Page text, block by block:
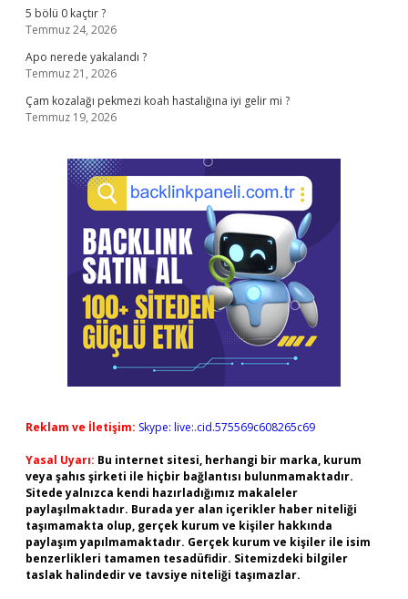
5 bölü 0 kaçtır ?
Temmuz 24, 2026
Apo nerede yakalandı ?
Temmuz 21, 2026
Çam kozalağı pekmezi koah hastalığına iyi gelir mi ?
Temmuz 19, 2026
Reklam ve İletişim: Skype: live:.cid.575569c608265c69
Yasal Uyarı: Bu internet sitesi, herhangi bir marka, kurum
veya şahıs şirketi ile hiçbir bağlantısı bulunmamaktadır.
Sitede yalnızca kendi hazırladığımız makaleler
paylaşılmaktadır. Burada yer alan içerikler haber niteliği
taşımamakta olup, gerçek kurum ve kişiler hakkında
paylaşım yapılmamaktadır. Gerçek kurum ve kişiler ile isim
benzerlikleri tamamen tesadüfidir. Sitemizdeki bilgiler
taslak halindedir ve tavsiye niteliği taşımazlar.